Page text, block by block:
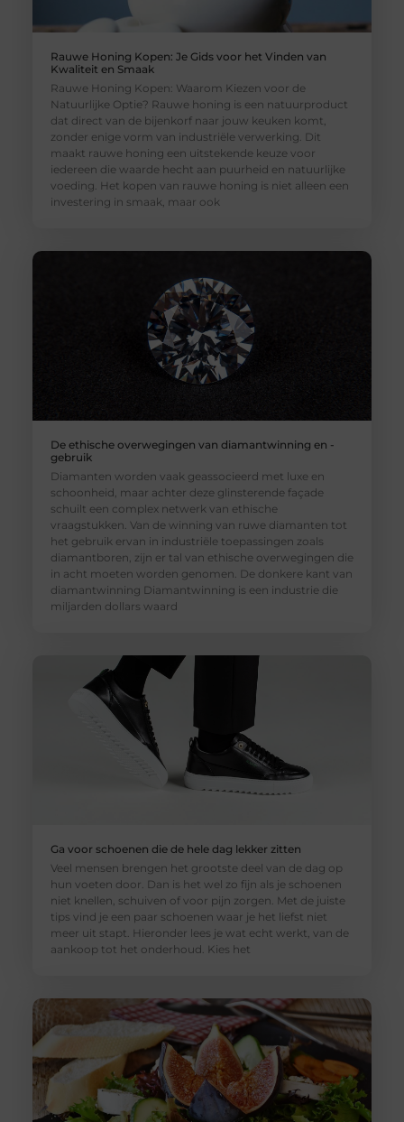
Rauwe Honing Kopen: Je Gids voor het Vinden van
Kwaliteit en Smaak
Rauwe Honing Kopen: Waarom Kiezen voor de
Natuurlijke Optie? Rauwe honing is een natuurproduct
dat direct van de bijenkorf naar jouw keuken komt,
zonder enige vorm van industriële verwerking. Dit
maakt rauwe honing een uitstekende keuze voor
iedereen die waarde hecht aan puurheid en natuurlijke
voeding. Het kopen van rauwe honing is niet alleen een
investering in smaak, maar ook
De ethische overwegingen van diamantwinning en -
gebruik
Diamanten worden vaak geassocieerd met luxe en
schoonheid, maar achter deze glinsterende façade
schuilt een complex netwerk van ethische
vraagstukken. Van de winning van ruwe diamanten tot
het gebruik ervan in industriële toepassingen zoals
diamantboren, zijn er tal van ethische overwegingen die
in acht moeten worden genomen. De donkere kant van
diamantwinning Diamantwinning is een industrie die
miljarden dollars waard
Ga voor schoenen die de hele dag lekker zitten
Veel mensen brengen het grootste deel van de dag op
hun voeten door. Dan is het wel zo fijn als je schoenen
niet knellen, schuiven of voor pijn zorgen. Met de juiste
tips vind je een paar schoenen waar je het liefst niet
meer uit stapt. Hieronder lees je wat echt werkt, van de
aankoop tot het onderhoud. Kies het